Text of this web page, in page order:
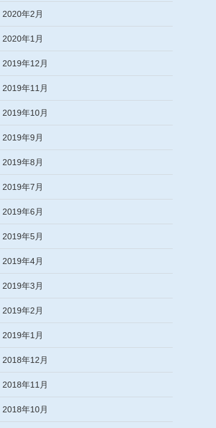
2020年2月
2020年1月
2019年12月
2019年11月
2019年10月
2019年9月
2019年8月
2019年7月
2019年6月
2019年5月
2019年4月
2019年3月
2019年2月
2019年1月
2018年12月
2018年11月
2018年10月